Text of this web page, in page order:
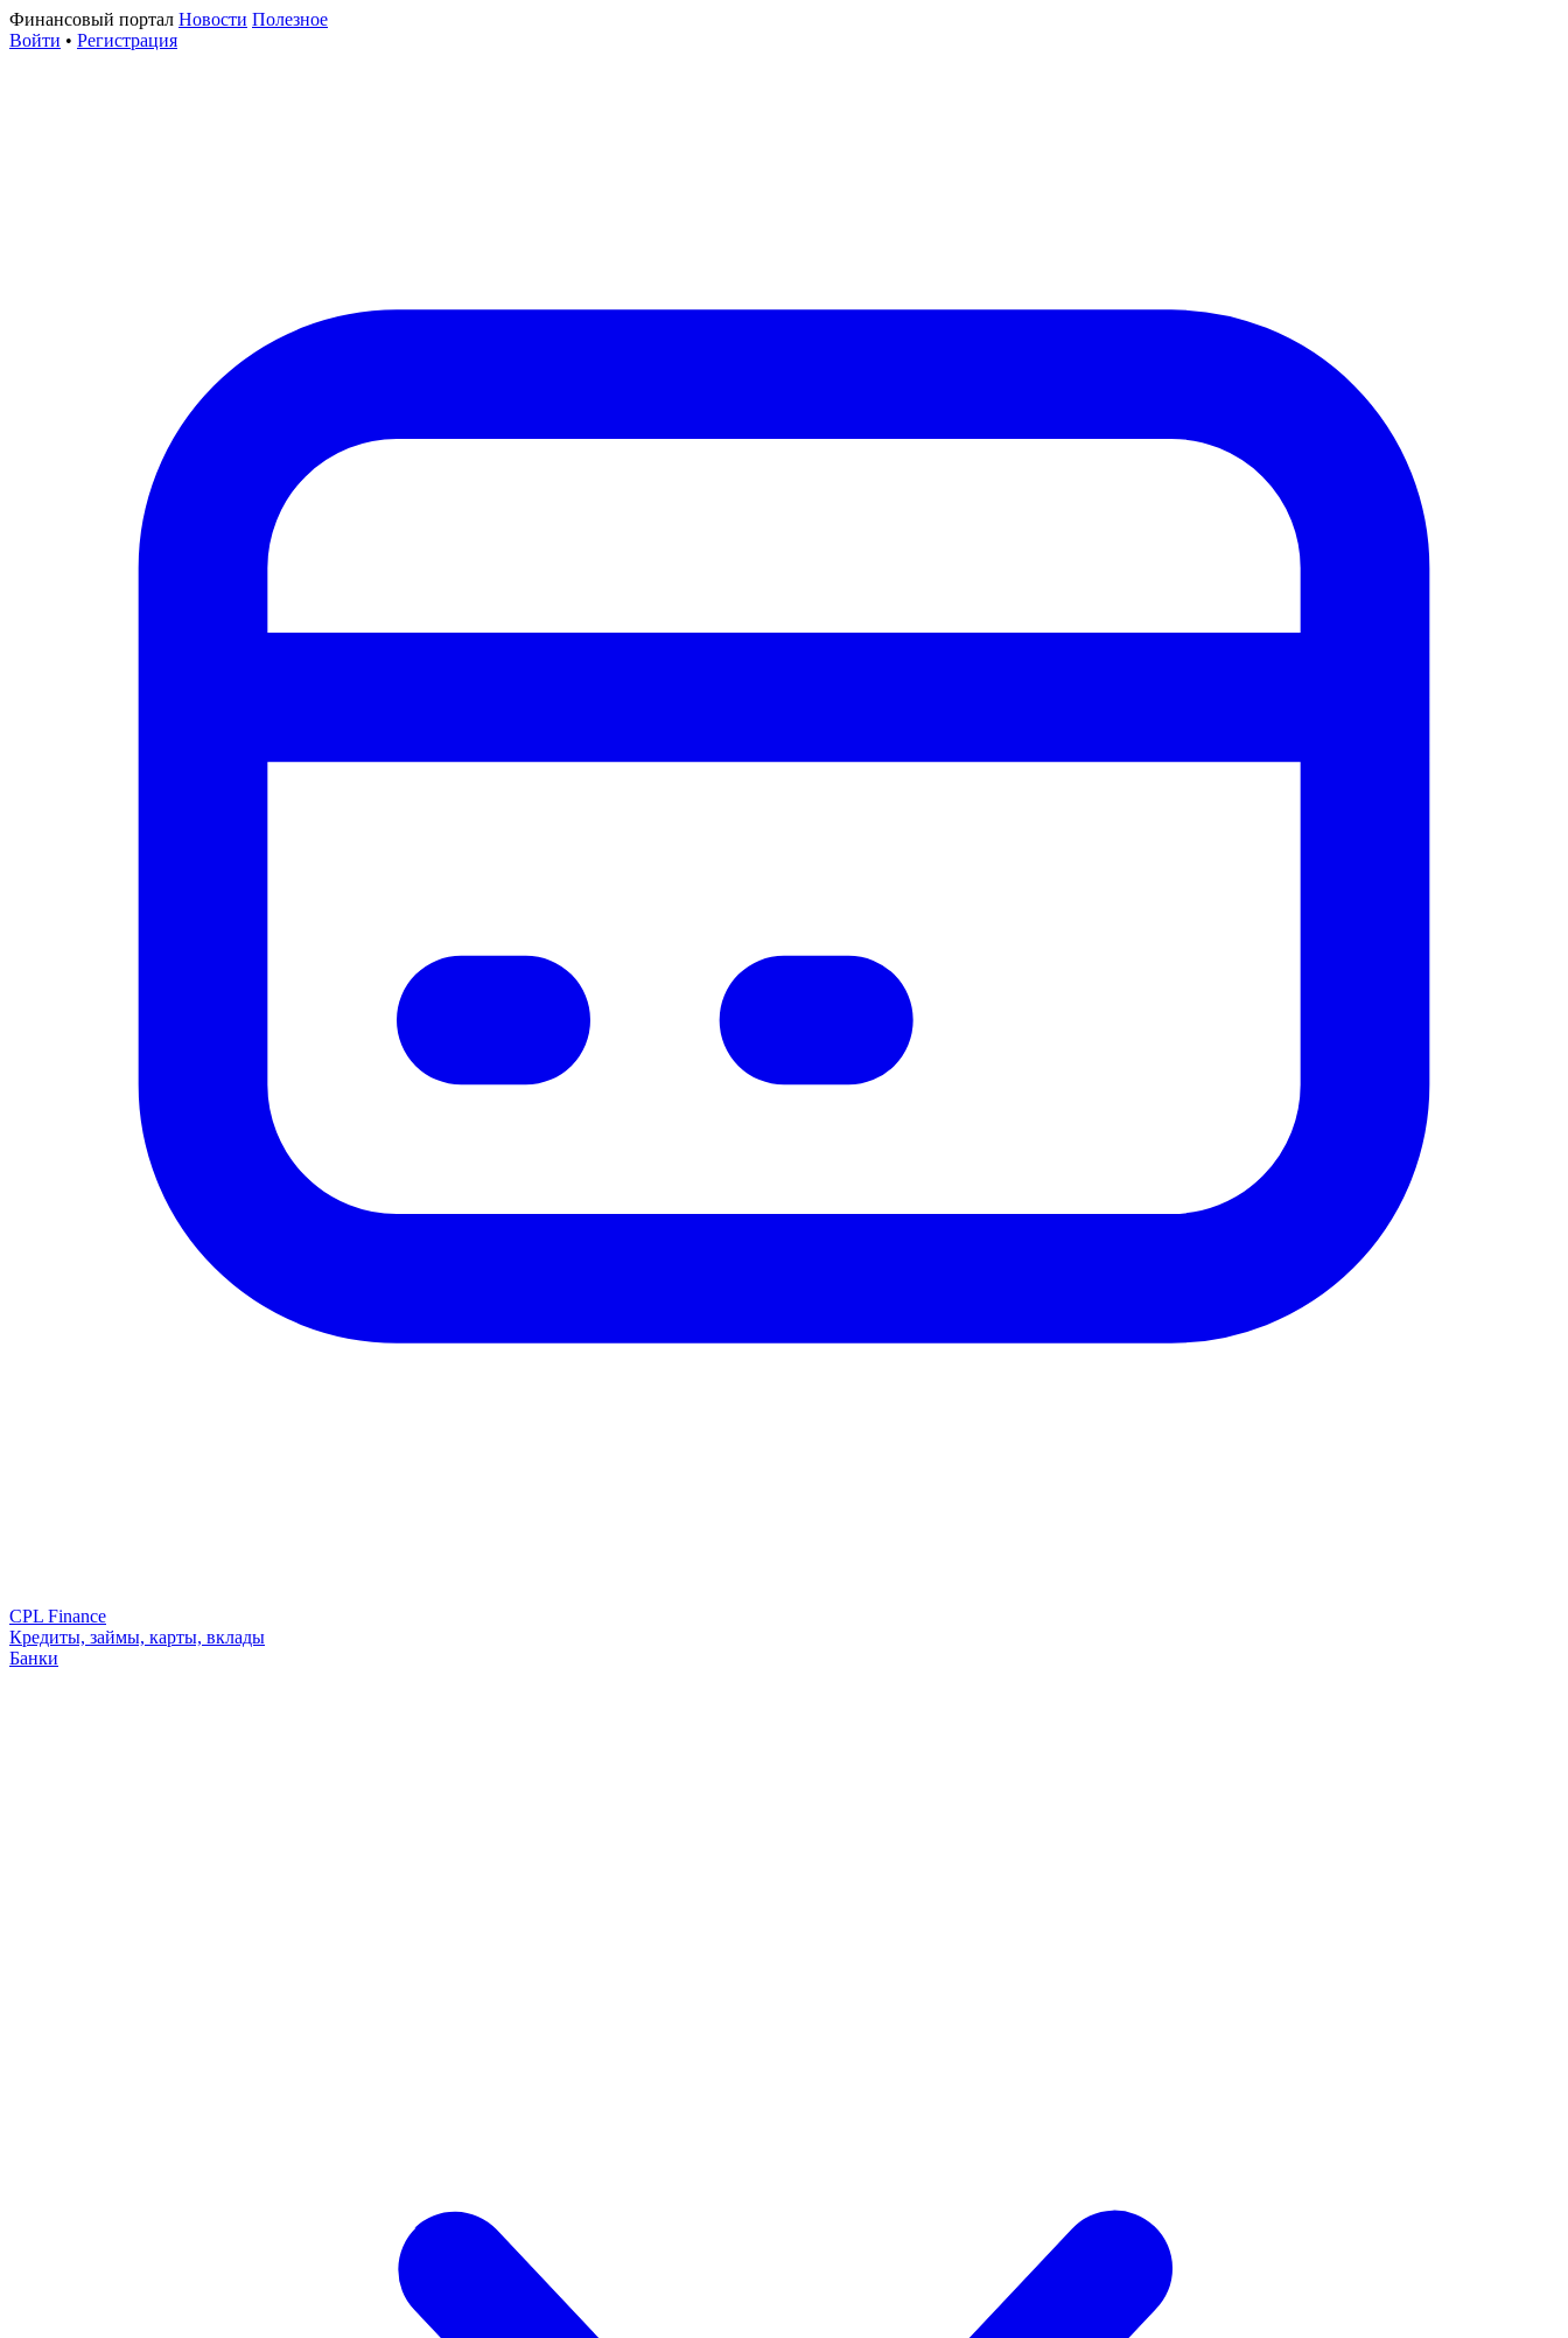
Финансовый портал Новости Полезное
Войти • Регистрация
CPL Finance
Кредиты, займы, карты, вклады
Банки